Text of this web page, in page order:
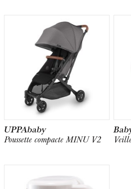
UPPAbaby
Poussette compacte MINU V2